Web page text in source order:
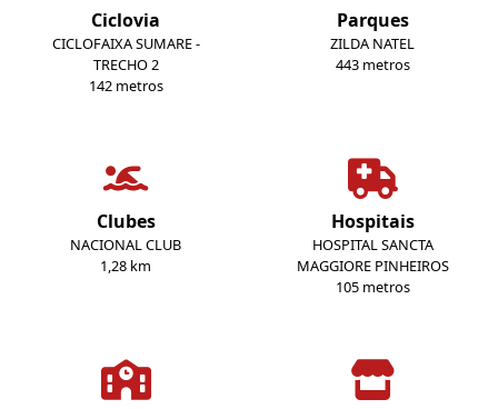
Ciclovia
CICLOFAIXA SUMARE -
TRECHO 2
142 metros
Parques
ZILDA NATEL
443 metros
Clubes
NACIONAL CLUB
1,28 km
Hospitais
HOSPITAL SANCTA
MAGGIORE PINHEIROS
105 metros